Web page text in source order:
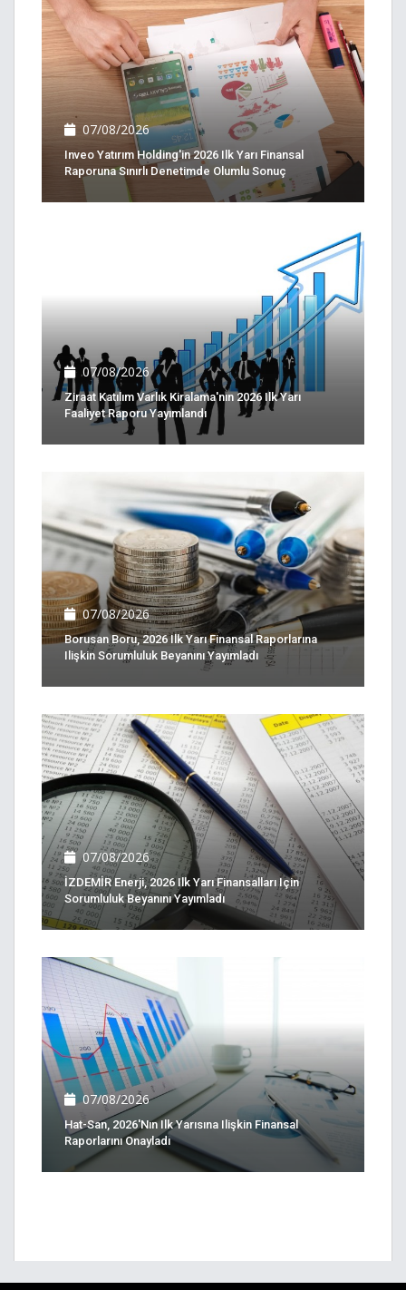
07/08/2026
Inveo Yatırım Holding'in 2026 Ilk Yarı Finansal
Raporuna Sınırlı Denetimde Olumlu Sonuç
07/08/2026
Ziraat Katılım Varlık Kiralama'nın 2026 Ilk Yarı
Faaliyet Raporu Yayımlandı
07/08/2026
Borusan Boru, 2026 Ilk Yarı Finansal Raporlarına
Ilişkin Sorumluluk Beyanını Yayımladı
07/08/2026
İZDEMİR Enerji, 2026 Ilk Yarı Finansalları Için
Sorumluluk Beyanını Yayımladı
07/08/2026
Hat-San, 2026'nın Ilk Yarısına Ilişkin Finansal
Raporlarını Onayladı